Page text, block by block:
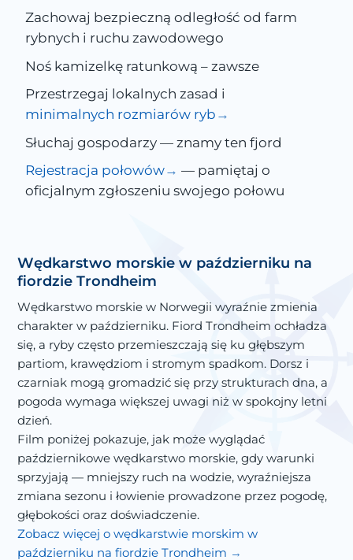
Zachowaj bezpieczną odległość od farm
rybnych i ruchu zawodowego
Noś kamizelkę ratunkową – zawsze
Przestrzegaj lokalnych zasad i
minimalnych rozmiarów ryb
Słuchaj gospodarzy — znamy ten fjord
Rejestracja połowów
— pamiętaj o
oficjalnym zgłoszeniu swojego połowu
Wędkarstwo morskie w październiku na
fiordzie Trondheim
Wędkarstwo morskie w Norwegii wyraźnie zmienia
charakter w październiku. Fiord Trondheim ochładza
się, a ryby często przemieszczają się ku głębszym
partiom, krawędziom i stromym spadkom. Dorsz i
czarniak mogą gromadzić się przy strukturach dna, a
pogoda wymaga większej uwagi niż w spokojny letni
dzień.
Film poniżej pokazuje, jak może wyglądać
październikowe wędkarstwo morskie, gdy warunki
sprzyjają — mniejszy ruch na wodzie, wyraźniejsza
zmiana sezonu i łowienie prowadzone przez pogodę,
głębokości oraz doświadczenie.
Zobacz więcej o wędkarstwie morskim w
październiku na fiordzie Trondheim